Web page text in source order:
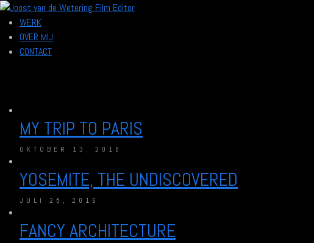
WERK
OVER MIJ
CONTACT
MY TRIP TO PARIS
OKTOBER 13, 2016
YOSEMITE, THE UNDISCOVERED
JULI 25, 2016
FANCY ARCHITECTURE